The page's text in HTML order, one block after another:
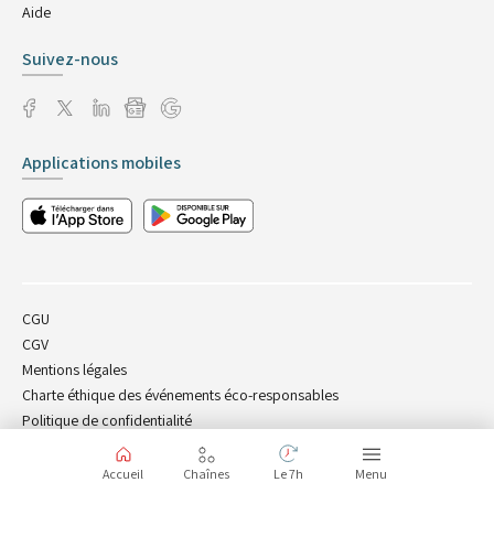
Start test
Aide
Suivez-nous
Applications mobiles
CGU
CGV
Mentions légales
Charte éthique des événements éco-responsables
Politique de confidentialité
Accueil Chaînes Le 7h Menu